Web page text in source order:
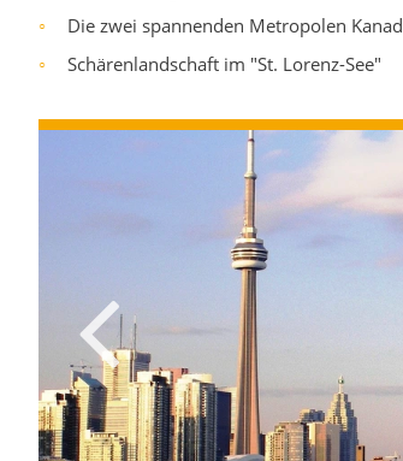
○ Die zwei spannenden Metropolen
○ Schärenlandschaft im "St. Lorenz-See"